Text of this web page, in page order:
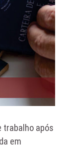
trabalho após
em